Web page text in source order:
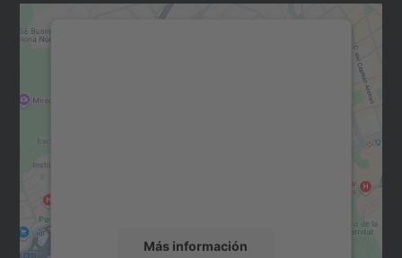
Más información